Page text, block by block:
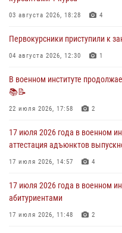
28 июля 2026 года в военном
праздничный молебен
В военном институте
27 июля 2026 года в военном
27 июля 2026, 10:45
03 августа 2026, 18:28 4
Первокурсники приступили к
04 августа 2026, 12:30 1
В военном институте
📚📝
22 июля 2026, 17:58 2
17 июля 2026 года в военном
аттестация адъюнктов
17 июля 2026, 14:57 4
17 июля 2026 года в военном
абитуриентами
17 июля 2026, 11:48 2